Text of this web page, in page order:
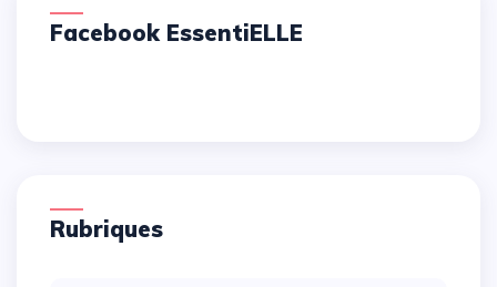
Facebook EssentiELLE
Rubriques